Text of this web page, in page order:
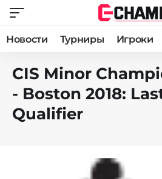
Новости Турниры Игроки
CIS Minor
- Boston 2018:
Qualifier